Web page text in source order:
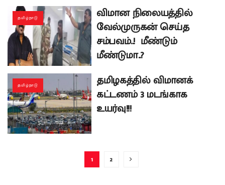
தமிழ்நாடு
விமான நிலையத்தில்
வேல்முருகன் செய்த
சம்பவம்..! மீண்டும்
மீண்டுமா..?
தமிழ்நாடு
தமிழகத்தில் விமானக்
கட்டணம் 3 மடங்காக
உயர்வு!!!
1 2